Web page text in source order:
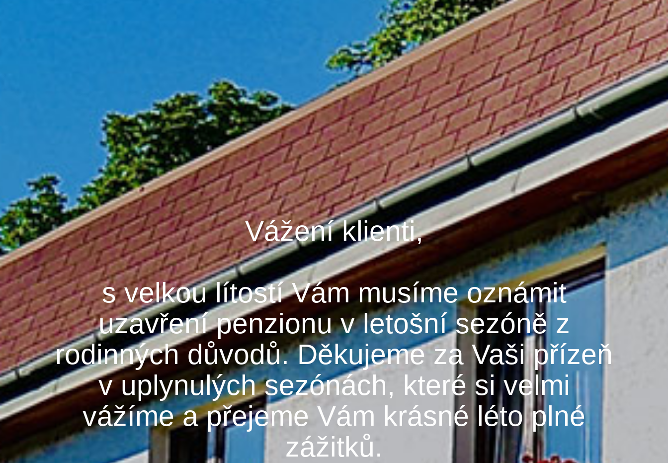
Vážení klienti,
s velkou lítostí Vám musíme oznámit
uzavření penzionu v letošní sezóně z
rodinných důvodů. Děkujeme za Vaši přízeň
v uplynulých sezónách, které si velmi
vážíme a přejeme Vám krásné léto plné
zážitků.